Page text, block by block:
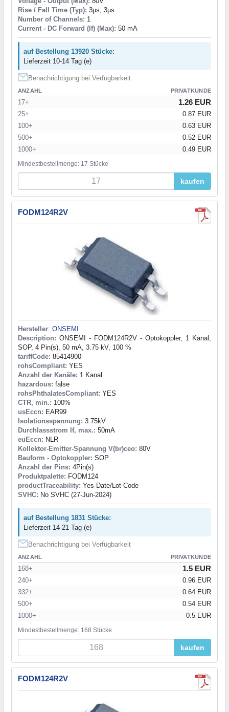
Rise / Fall Time (Typ): 3µs, 3µs
Number of Channels: 1
Current - DC Forward (If) (Max): 50 mA
auf Bestellung 13920 Stücke:
Lieferzeit 10-14 Tag (e)
Benachrichtigung bei Verfügbarkeit
ANZAHL PRIVATKUNDE
17+ 1.26 EUR
25+
0.87 EUR
100+
0.63 EUR
500+
0.52 EUR
1000+
0.49 EUR
Mindestbestellmenge: 17 Stücke
kaufen
FODM124R2V
Hersteller: ONSEMI
Description: ONSEMI - FODM124R2V - Optokoppler, 1 Kanal,
SOP, 4 Pin(s), 50 mA, 3.75 kV, 100 %
tariffCode: 85414900
rohsCompliant: YES
Anzahl der Kanäle: 1 Kanal
hazardous: false
rohsPhthalatesCompliant: YES
CTR, min.: 100%
usEccn: EAR99
Isolationsspannung: 3.75kV
Durchlassstrom If, max.: 50mA
euEccn: NLR
Kollektor-Emitter-Spannung V(br)ceo: 80V
Bauform - Optokoppler: SOP
Anzahl der Pins: 4Pin(s)
Produktpalette: FODM124
productTraceability: Yes-Date/Lot Code
SVHC: No SVHC (27-Jun-2024)
auf Bestellung 1831 Stücke:
Lieferzeit 14-21 Tag (e)
Benachrichtigung bei Verfügbarkeit
ANZAHL PRIVATKUNDE
168+ 1.5 EUR
240+
0.96 EUR
332+
0.64 EUR
500+
0.54 EUR
1000+
0.5 EUR
Mindestbestellmenge: 168 Stücke
kaufen
FODM124R2V